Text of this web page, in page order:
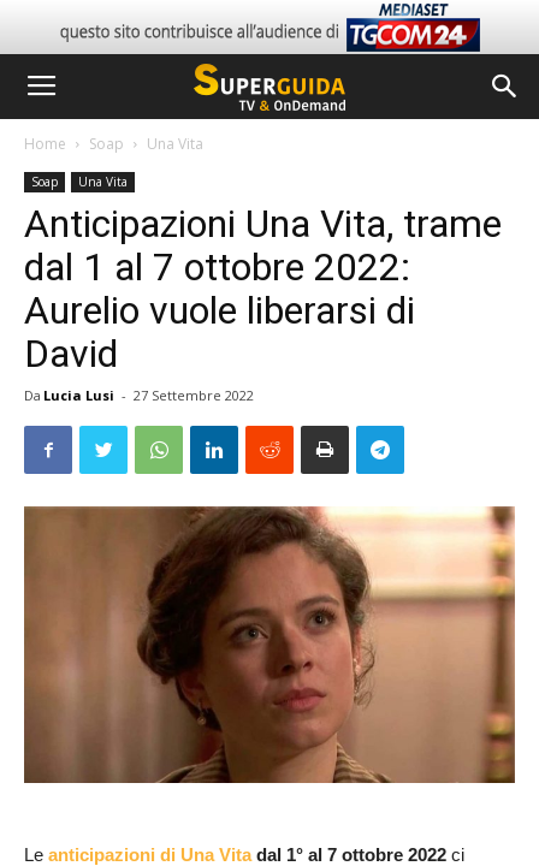
Home Soap Una Vita
Soap Una Vita
Anticipazioni Una Vita, trame
dal 1 al 7 ottobre 2022:
Aurelio vuole liberarsi di
David
Da Lucia Lusi - 27 Settembre 2022
Le anticipazioni di Una Vitadal 1° al 7 ottobre 2022 ci